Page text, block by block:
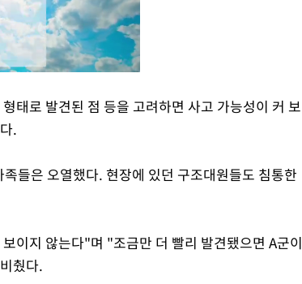
태로 발견된 점 등을 고려하면 사고 가능성이 커 보
.
들은 오열했다. 현장에 있던 구조대원들도 침통한
이지 않는다"며 "조금만 더 빨리 발견됐으면 A군이
췄다.